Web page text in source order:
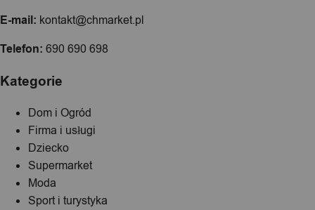
E-mail: kontakt@chmarket.pl
Telefon: 690 690 698
Kategorie
Dom i Ogród
Firma i usługi
Dziecko
Supermarket
Moda
Sport i turystyka